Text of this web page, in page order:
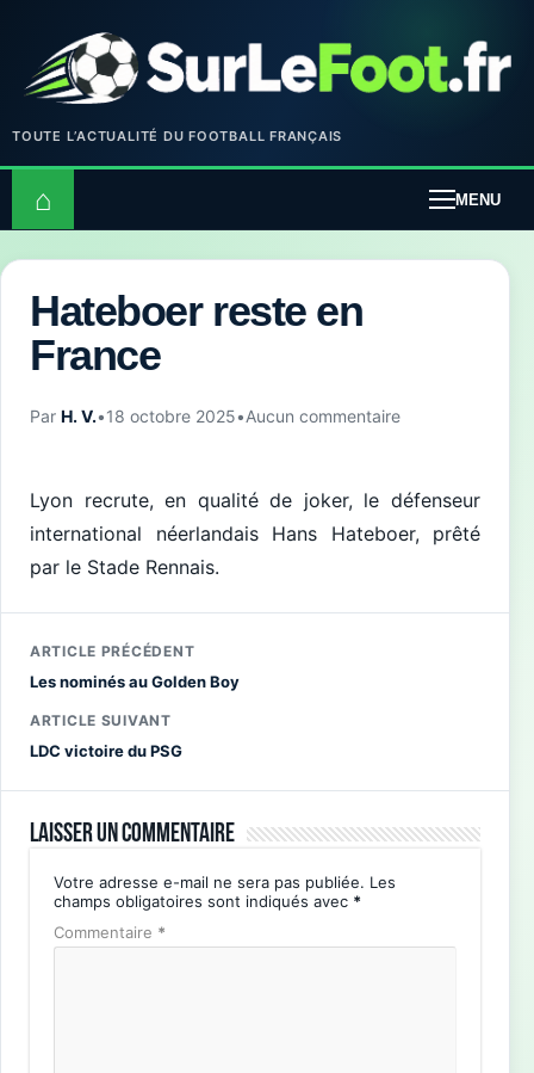
TOUTE L’ACTUALITÉ DU FOOTBALL FRANÇAIS
⌂ MENU
Hateboer reste en
France
Par H. V.•18 octobre 2025•Aucun commentaire
Lyon recrute, en qualité de joker, le défenseur
international néerlandais Hans Hateboer, prêté
par le Stade Rennais.
ARTICLE PRÉCÉDENT
Les nominés au Golden Boy
ARTICLE SUIVANT
LDC victoire du PSG
Laisser un commentaire
Votre adresse e-mail ne sera pas publiée. Les
champs obligatoires sont indiqués avec *
Commentaire *